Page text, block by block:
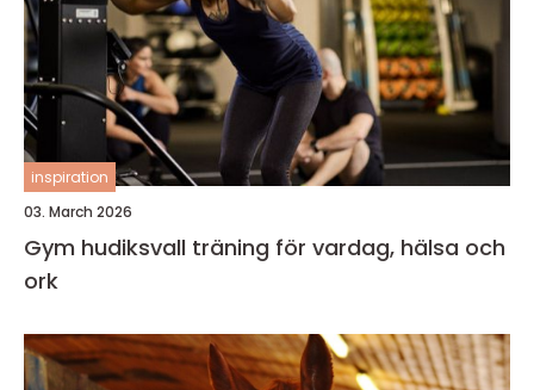
inspiration
03. March 2026
Gym hudiksvall träning för vardag, hälsa och
ork